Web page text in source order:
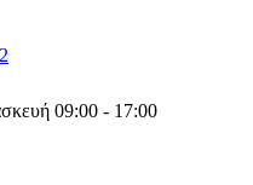
09:00 - 17:00